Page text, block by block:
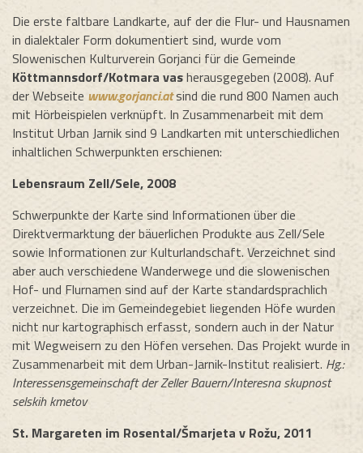
Die erste faltbare Landkarte, auf der die Flur- und Hausnamen
in dialektaler Form dokumentiert sind, wurde vom
Slowenischen Kulturverein Gorjanci für die Gemeinde
Köttmannsdorf/Kotmara vasherausgegeben (2008). Auf
der Webseite www.gorjanci.atsind die rund 800 Namen auch
mit Hörbeispielen verknüpft. In Zusammenarbeit mit dem
Institut Urban Jarnik sind 9 Landkarten mit unterschiedlichen
inhaltlichen Schwerpunkten erschienen:
Lebensraum Zell/Sele, 2008
Schwerpunkte der Karte sind Informationen über die
Direktvermarktung der bäuerlichen Produkte aus Zell/Sele
sowie Informationen zur Kulturlandschaft. Verzeichnet sind
aber auch verschiedene Wanderwege und die slowenischen
Hof- und Flurnamen sind auf der Karte standardsprachlich
verzeichnet. Die im Gemeindegebiet liegenden Höfe wurden
nicht nur kartographisch erfasst, sondern auch in der Natur
mit Wegweisern zu den Höfen versehen. Das Projekt wurde in
Zusammenarbeit mit dem Urban-Jarnik-Institut realisiert. Hg.:
Interessensgemeinschaft der Zeller Bauern/Interesna skupnost
selskih kmetov
St. Margareten im Rosental/Šmarjeta v Rožu, 2011